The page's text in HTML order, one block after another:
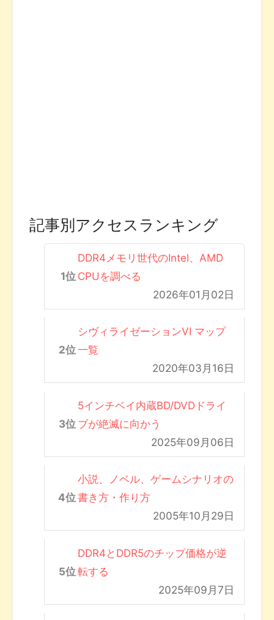
記事別アクセスランキング
DDR4メモリ世代のIntel、AMD
CPUを調べる
2026年01月02日
シヴィライゼーションVI マップ
一覧
2020年03月16日
5インチベイ内蔵BD/DVDドライ
ブが絶滅に向かう
2025年09月06日
小説、ノベル、ゲームシナリオの
書き方・作り方
2005年10月29日
DDR4とDDR5のチップ価格が逆
転する
2025年09月7日